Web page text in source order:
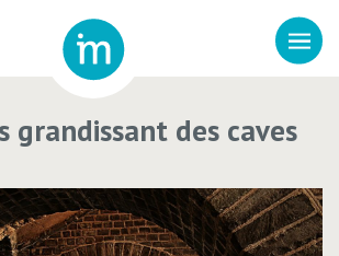
grandissant des caves